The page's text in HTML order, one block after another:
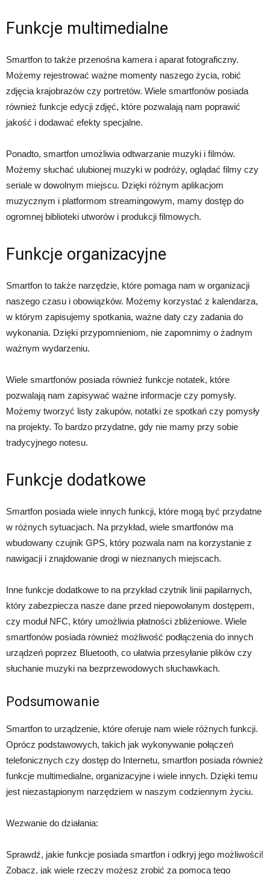
Funkcje multimedialne
Smartfon to także przenośna kamera i aparat fotograficzny.
Możemy rejestrować ważne momenty naszego życia, robić
zdjęcia krajobrazów czy portretów. Wiele smartfonów posiada
również funkcje edycji zdjęć, które pozwalają nam poprawić
jakość i dodawać efekty specjalne.
Ponadto, smartfon umożliwia odtwarzanie muzyki i filmów.
Możemy słuchać ulubionej muzyki w podróży, oglądać filmy czy
seriale w dowolnym miejscu. Dzięki różnym aplikacjom
muzycznym i platformom streamingowym, mamy dostęp do
ogromnej biblioteki utworów i produkcji filmowych.
Funkcje organizacyjne
Smartfon to także narzędzie, które pomaga nam w organizacji
naszego czasu i obowiązków. Możemy korzystać z kalendarza,
w którym zapisujemy spotkania, ważne daty czy zadania do
wykonania. Dzięki przypomnieniom, nie zapomnimy o żadnym
ważnym wydarzeniu.
Wiele smartfonów posiada również funkcje notatek, które
pozwalają nam zapisywać ważne informacje czy pomysły.
Możemy tworzyć listy zakupów, notatki ze spotkań czy pomysły
na projekty. To bardzo przydatne, gdy nie mamy przy sobie
tradycyjnego notesu.
Funkcje dodatkowe
Smartfon posiada wiele innych funkcji, które mogą być przydatne
w różnych sytuacjach. Na przykład, wiele smartfonów ma
wbudowany czujnik GPS, który pozwala nam na korzystanie z
nawigacji i znajdowanie drogi w nieznanych miejscach.
Inne funkcje dodatkowe to na przykład czytnik linii papilarnych,
który zabezpiecza nasze dane przed niepowołanym dostępem,
czy moduł NFC, który umożliwia płatności zbliżeniowe. Wiele
smartfonów posiada również możliwość podłączenia do innych
urządzeń poprzez Bluetooth, co ułatwia przesyłanie plików czy
słuchanie muzyki na bezprzewodowych słuchawkach.
Podsumowanie
Smartfon to urządzenie, które oferuje nam wiele różnych funkcji.
Oprócz podstawowych, takich jak wykonywanie połączeń
telefonicznych czy dostęp do Internetu, smartfon posiada również
funkcje multimedialne, organizacyjne i wiele innych. Dzięki temu
jest niezastąpionym narzędziem w naszym codziennym życiu.
Wezwanie do działania:
Sprawdź, jakie funkcje posiada smartfon i odkryj jego możliwości!
Zobacz, jak wiele rzeczy możesz zrobić za pomocą tego